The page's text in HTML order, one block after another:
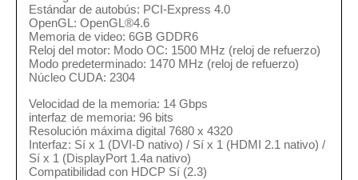
Estándar de autobús: PCI-Express 4.0
OpenGL: OpenGL®4.6
Memoria de video: 6GB GDDR6
Reloj del motor: Modo OC: 1500 MHz (reloj de refuerzo)
Modo predeterminado: 1470 MHz (reloj de refuerzo)
Núcleo CUDA: 2304
Velocidad de la memoria: 14 Gbps
interfaz de memoria: 96 bits
Resolución máxima digital 7680 x 4320
Interfaz: Sí x 1 (DVI-D nativo) / Sí x 1 (HDMI 2.1 nativo) /
Sí x 1 (DisplayPort 1.4a nativo)
Compatibilidad con HDCP Sí (2.3)